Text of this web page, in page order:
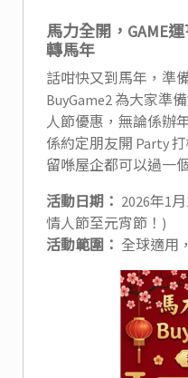
馬力全開，GAME
轉馬年
話咁快又到馬年，準
BuyGame2 為大家準
人節優惠，無論係辦
係約定朋友開 Party
留喺屋企都可以過一
活動日期： 2026年1
情人節至元宵節！)
活動範圍： 全球適用